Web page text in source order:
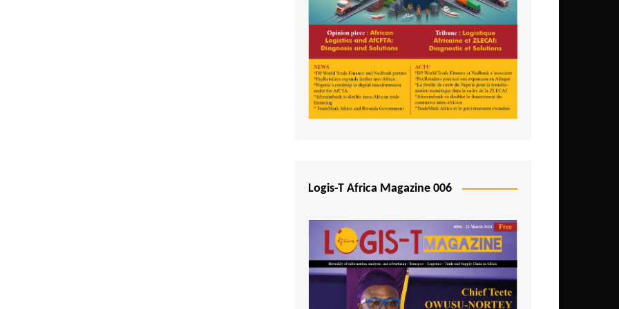
Logis-T Africa Magazine 006